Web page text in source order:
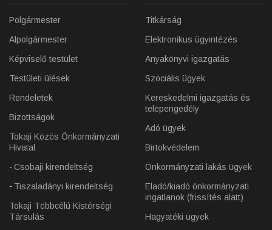
Polgármester
Alpolgármester
Képviselő testület
Testületi ülések
Rendeletek
Bizottságok
Tokaji Közös Önkormányzati
Hivatal
Csobaji kirendeltség
Tiszaladányi kirendeltség
Tokaji Többcélú Kistérségi
Társulás
Titkárság
Elektronikus ügyintézés
Anyakönyvi igazgatás
Szociális ügyek
Kereskedelmi igazgatás és
telepengedély
Adó ügyek
Birtokvédelem
Önkormányzati lakás ügyek
Eladó/kiadó önkormányzati
ingatlanok (frissítés alatt)
Hagyatéki ügyek